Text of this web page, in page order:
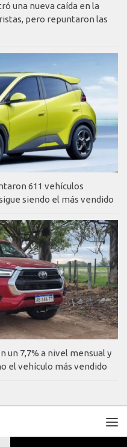
una nueva caída en la
pero repuntaron las
611 vehículos
siendo el más vendido
un 7,7% a nivel mensual y
el vehículo más vendido